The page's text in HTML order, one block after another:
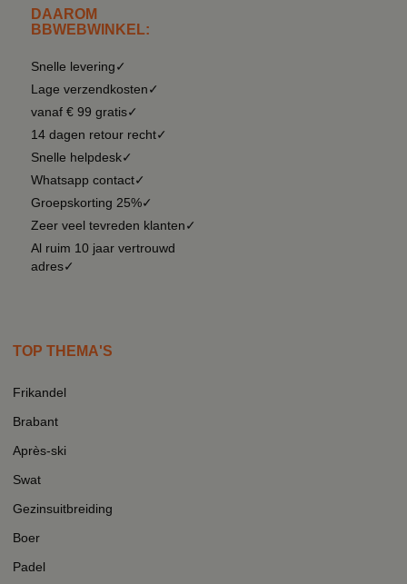
DAAROM
BBWEBWINKEL:
Snelle levering✓
Lage verzendkosten✓
vanaf € 99 gratis✓
14 dagen retour recht✓
Snelle helpdesk✓
Whatsapp contact✓
Groepskorting 25%✓
Zeer veel tevreden klanten✓
Al ruim 10 jaar vertrouwd
adres✓
TOP THEMA'S
Frikandel
Brabant
Après-ski
Swat
Gezinsuitbreiding
Boer
Padel